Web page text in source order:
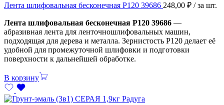
Лента шлифовальная бесконечная Р120 39686 248,00 ₽ / за шт.
Лента шлифовальная бесконечная Р120 39686 —
абразивная лента для ленточношлифовальных машин,
подходящая для дерева и металла. Зернистость Р120 делает её
удобной для промежуточной шлифовки и подготовки
поверхности к дальнейшей обработке.
В корзину